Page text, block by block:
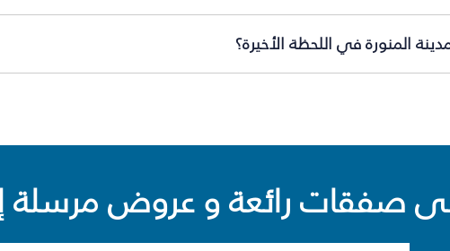
المنورة في اللحظة الأخيرة؟
صفقات رائعة و عروض مرسلة